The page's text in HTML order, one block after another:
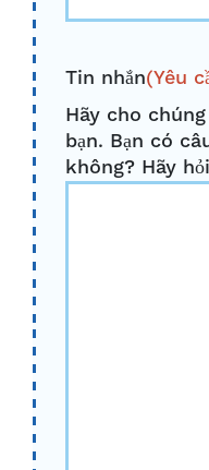
Tin nhắn(Yêu
Hãy cho
bạn. Bạn có
không? Hãy